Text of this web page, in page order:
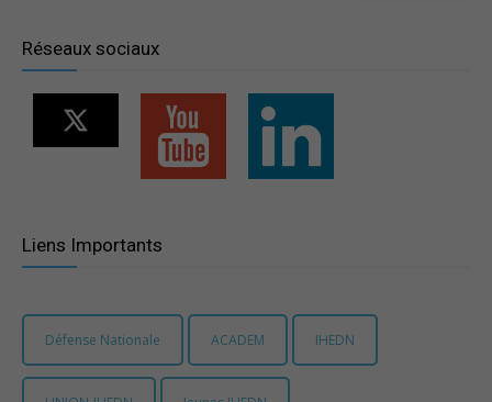
Paris
de-
Réseaux sociaux
Liens Importants
Défense Nationale ACADEM IHEDN